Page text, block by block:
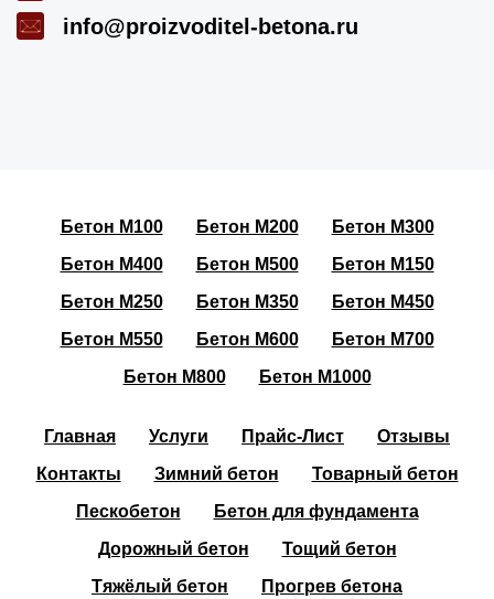
info@proizvoditel-betona.ru
Бетон М100 Бетон М200
Бетон М300
Бетон М400
Бетон М500
Бетон М150
Бетон М250
Бетон М350
Бетон М450
Бетон М550
Бетон М600
Бетон М700
Бетон М800
Бетон М1000
Главная Услуги Прайс-Лист
Отзывы
Контакты
Зимний бетон
Товарный бетон
Пескобетон
Бетон для фундамента
Дорожный бетон
Тощий бетон
Тяжёлый бетон
Прогрев бетона